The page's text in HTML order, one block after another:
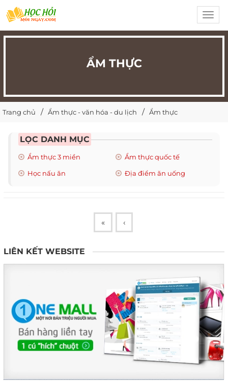
ẨM THỰC
Trang chủ Ẩm thực - văn hóa - du lịch Ẩm thực
LỌC DANH MỤC
Ẩm thực 3 miền
Ẩm thực quốc tế
Học nấu ăn
Địa điểm ăn uống
« ‹
LIÊN KẾT WEBSITE